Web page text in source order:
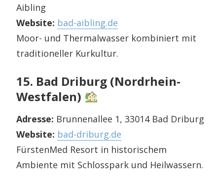
Aibling
Website: bad-aibling.de
Moor- und Thermalwasser kombiniert mit
traditioneller Kurkultur.
15. Bad Driburg (Nordrhein-
Westfalen)
Adresse: Brunnenallee 1, 33014 Bad Driburg
Website: bad-driburg.de
FürstenMed Resort in historischem
Ambiente mit Schlosspark und Heilwassern.